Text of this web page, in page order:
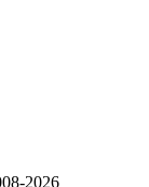
2026